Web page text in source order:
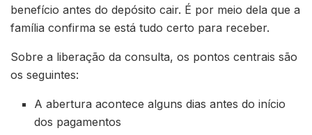
benefício antes do depósito cair. É por meio dela que a
família confirma se está tudo certo para receber.
Sobre a liberação da consulta, os pontos centrais são
os seguintes:
A abertura acontece alguns dias antes do início
dos pagamentos